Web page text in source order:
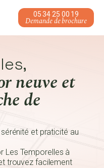
05 34 25 00 19
Demande de brochure
neuve et
de
et praticité au
Les Temporelles à
trouvez facilement